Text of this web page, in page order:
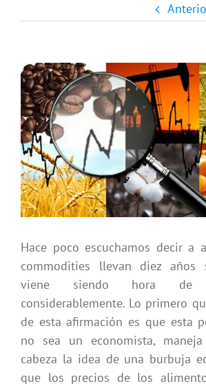
Ver
imagen
más
grande
Hace poco escuchamos decir a
commodities llevan diez años
viene siendo hora de
considerablemente. Lo primero
de esta afirmación es que esta
no sea un economista,
cabeza la idea de una burbuja
que los precios de los